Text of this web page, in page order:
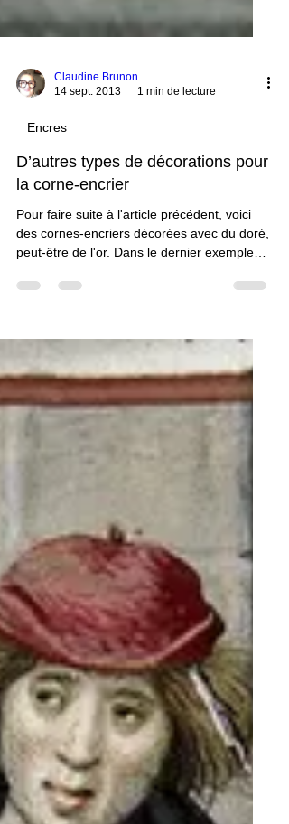
Claudine Brunon
14 sept. 2013
1 min de lecture
Encres
D’autres types de décorations pour
la corne-encrier
Pour faire suite à l'article précédent, voici
on voit que les cornes sont reliées à un
cordon ou une chaînette se terminant par
un bouchon. st Jean (Historisches Archiv
der Stadt Köln HAStK 7010 312 folio 160r)
Xe siècle St Luc…